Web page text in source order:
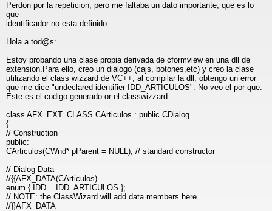
Perdon por la repeticion, pero me faltaba un dato importante, que es lo
que
identificador no esta definido.
Hola a tod@s:
Estoy probando una clase propia derivada de cformview en una dll de
extension.Para ello, creo un dialogo (cajs, botones,etc) y creo la clase
utilizando el class wizzard de VC++, al compilar la dll, obtengo un error
que me dice "undeclared identifier IDD_ARTICULOS". No veo el por que.
Este es el codigo generado or el classwizzard
class AFX_EXT_CLASS CArticulos : public CDialog
{
// Construction
public:
CArticulos(CWnd* pParent = NULL); // standard constructor
// Dialog Data
//{{AFX_DATA(CArticulos)
enum { IDD = IDD_ARTICULOS };
// NOTE: the ClassWizard will add data members here
//}}AFX_DATA